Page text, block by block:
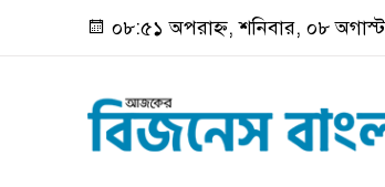
০৮:৫১ অপরাহ্ন, শনিবার, ০৮